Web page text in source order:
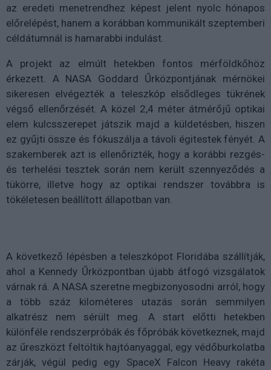
az eredeti menetrendhez képest jelent nyolc hónapos
előrelépést, hanem a korábban kommunikált szeptemberi
céldátumnál is hamarabbi indulást.
A projekt az elmúlt hetekben fontos mérföldkőhöz
érkezett. A NASA Goddard Űrközpontjának mérnökei
sikeresen elvégezték a teleszkóp elsődleges tükrének
végső ellenőrzését. A közel 2,4 méter átmérőjű optikai
elem kulcsszerepet játszik majd a küldetésben, hiszen
ez gyűjti össze és fókuszálja a távoli égitestek fényét. A
szakemberek azt is ellenőrizték, hogy a korábbi rezgés-
és terhelési tesztek során nem került szennyeződés a
tükörre, illetve hogy az optikai rendszer továbbra is
tökéletesen beállított állapotban van.
A következő lépésben a teleszkópot Floridába szállítják,
ahol a Kennedy Űrközpontban újabb átfogó vizsgálatok
várnak rá. A NASA szeretne megbizonyosodni arról, hogy
a több száz kilométeres utazás során semmilyen
alkatrész nem sérült meg. A start előtti hetekben
különféle rendszerpróbák és főpróbák következnek, majd
az űreszközt feltöltik hajtóanyaggal, egy védőburkolatba
zárják, végül pedig egy SpaceX Falcon Heavy rakéta